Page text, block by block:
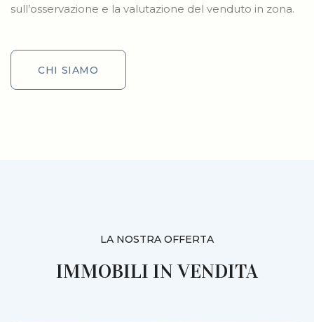
sull’osservazione e la valutazione del venduto in zona.
CHI SIAMO
CHI SIAMO
LA NOSTRA OFFERTA
IMMOBILI IN VENDITA